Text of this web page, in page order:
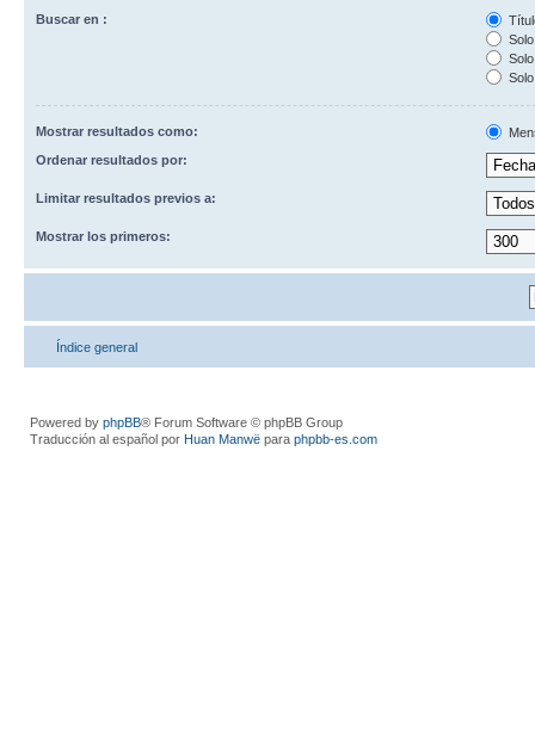
Buscar en :
Mostrar resultados como:
Ordenar resultados por:
Limitar resultados previos a:
Mostrar los primeros:
Índice general
Powered by phpBB® Forum Software © phpBB Group
Traducción al español por Huan Manwë para phpbb-es.com